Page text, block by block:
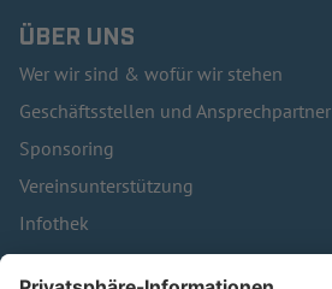
ÜBER UNS
Wer wir sind & wofür wir stehen
Geschäftsstellen und Ansprechpartner
Sponsoring
Vereinsunterstützung
Infothek
Kontakt